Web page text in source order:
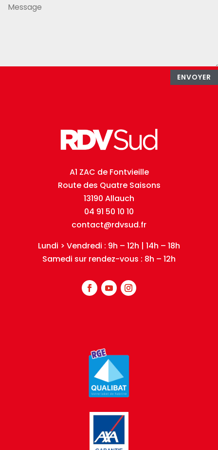
ENVOYER
A1 ZAC de Fontvieille
Route des Quatre Saisons
13190 Allauch
04 91 50 10 10
contact@rdvsud.fr
Lundi > Vendredi : 9h – 12h | 14h – 18h
Samedi sur rendez-vous : 8h – 12h